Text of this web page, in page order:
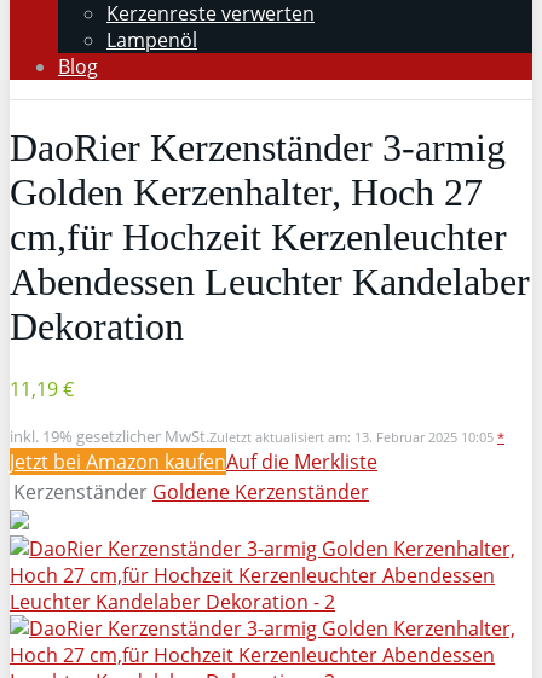
Kerzenreste verwerten
Lampenöl
Blog
DaoRier Kerzenständer 3-armig
Golden Kerzenhalter, Hoch 27
cm,für Hochzeit Kerzenleuchter
Abendessen Leuchter Kandelaber
Dekoration
11,19 €
inkl. 19% gesetzlicher MwSt.Zuletzt aktualisiert am: 13. Februar 2025 10:05 *
Jetzt bei Amazon kaufenAuf die Merkliste
Kerzenständer Goldene Kerzenständer